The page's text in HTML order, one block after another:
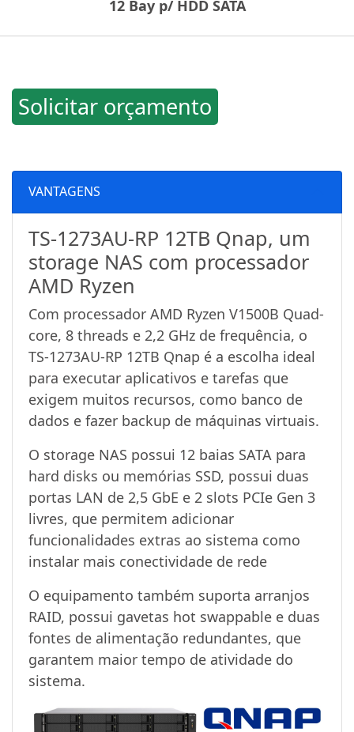
12 Bay p/ HDD SATA
Solicitar orçamento
VANTAGENS
TS-1273AU-RP 12TB Qnap, um
storage NAS com processador
AMD Ryzen
Com processador AMD Ryzen V1500B Quad-
core, 8 threads e 2,2 GHz de frequência, o
TS-1273AU-RP 12TB Qnap é a escolha ideal
para executar aplicativos e tarefas que
exigem muitos recursos, como banco de
dados e fazer backup de máquinas virtuais.
O storage NAS possui 12 baias SATA para
hard disks ou memórias SSD, possui duas
portas LAN de 2,5 GbE e 2 slots PCIe Gen 3
livres, que permitem adicionar
funcionalidades extras ao sistema como
instalar mais conectividade de rede
O equipamento também suporta arranjos
RAID, possui gavetas hot swappable e duas
fontes de alimentação redundantes, que
garantem maior tempo de atividade do
sistema.